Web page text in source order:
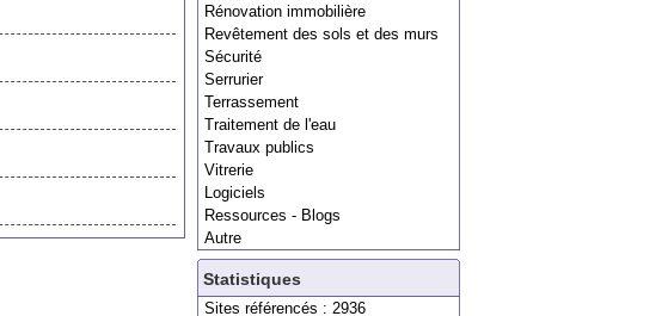
Rénovation immobilière
Revêtement des sols et des murs
Sécurité
Serrurier
Terrassement
Traitement de l'eau
Travaux publics
Vitrerie
Logiciels
Ressources - Blogs
Autre
Statistiques
Sites référencés : 2936